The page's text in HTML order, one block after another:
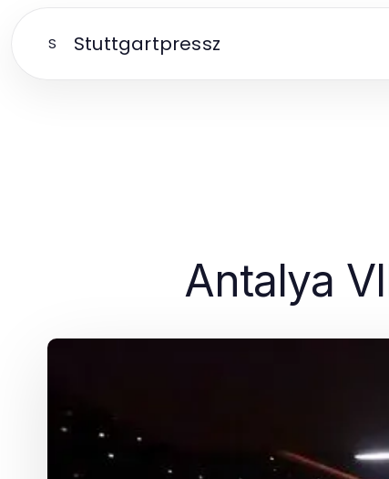
S Stuttgartpressz
Antalya